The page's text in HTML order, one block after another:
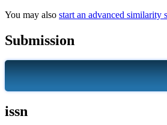
You may also start an advanced similarity
Submission
issn